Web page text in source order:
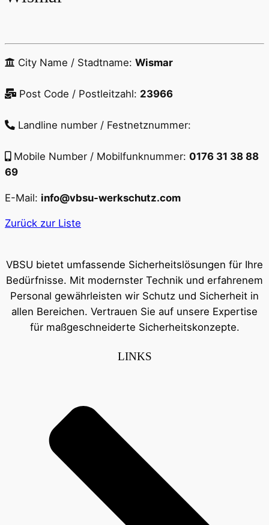
City Name / Stadtname: Wismar
Post Code / Postleitzahl: 23966
Landline number / Festnetznummer:
Mobile Number / Mobilfunknummer: 0176 31 38 88
69
E-Mail: info@vbsu-werkschutz.com
Zurück zur Liste
VBSU bietet umfassende Sicherheitslösungen für Ihre
Bedürfnisse. Mit modernster Technik und erfahrenem
Personal gewährleisten wir Schutz und Sicherheit in
allen Bereichen. Vertrauen Sie auf unsere Expertise
für maßgeschneiderte Sicherheitskonzepte.
LINKS